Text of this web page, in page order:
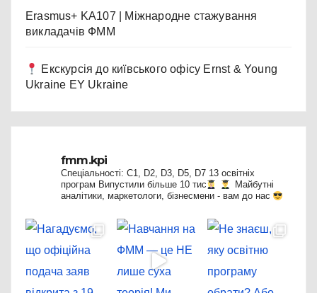
Erasmus+ KA107 | Міжнародне стажування
викладачів ФММ
Екскурсія до київського офісу Ernst & Young
Ukraine EY Ukraine
fmm.kpi
Спеціальності: C1, D2, D3, D5, D7 13 освітніх
програм Випустили більше 10 тис
Майбутні
аналітики, маркетологи, бізнесмени - вам до нас